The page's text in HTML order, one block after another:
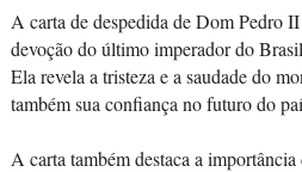
A carta de despedida de Dom Pedro
devoção do último imperador do
Ela revela a tristeza e a saudade do
também sua confiança no futuro do
A carta também destaca a